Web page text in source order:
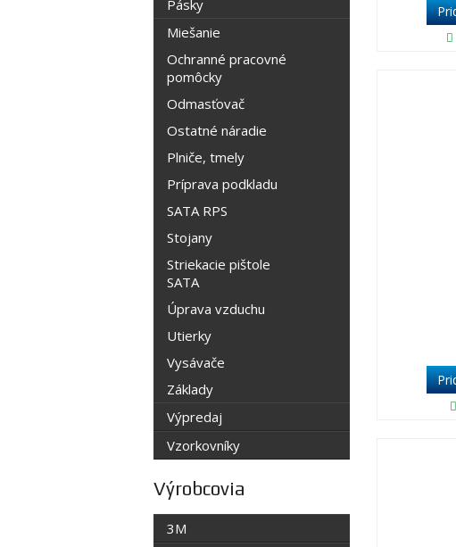
Pásky
Miešanie
Ochranné pracovné
pomôcky
Odmasťovač
Ostatné náradie
Plniče, tmely
Príprava podkladu
SATA RPS
Stojany
Striekacie pištole
SATA
Úprava vzduchu
Utierky
Vysávače
Základy
Výpredaj
Vzorkovníky
Výrobcovia
3M